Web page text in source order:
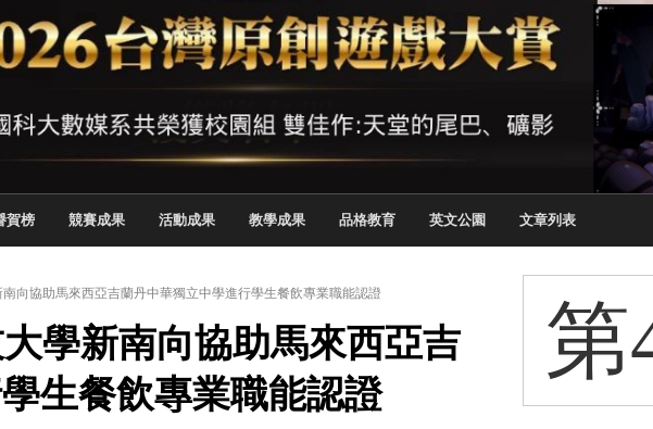
比賽」成績出爐
」 點亮智慧金融時代的跨域新局
索金融實習優勢
影展最高榮譽白金獎
戲抱回金點新秀獎
2026 TSID 提出具體舊建築再利用提案
校院電腦動畫競賽嶄露頭角
科大雙校區學生會全國賽勇奪佳績
典青銀共學、逐夢啟航
賀榜 競賽成果 活動成果 教學成果 品格教育 英文公園 文章列表
向協助馬來西亞吉蘭丹中華獨立中學進行學生餐飲專業職能認證
學新南向協助馬來西亞吉
生餐飲專業職能認證
第